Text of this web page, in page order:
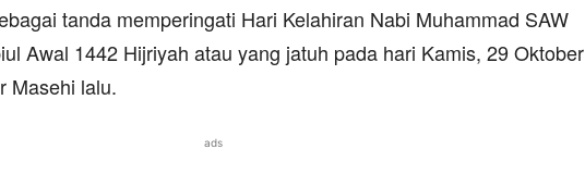
tanda memperingati Hari Kelahiran Nabi Muhammad SAW
Awal 1442 Hijriyah atau yang jatuh pada hari Kamis, 29 Oktober
Masehi lalu.
ads